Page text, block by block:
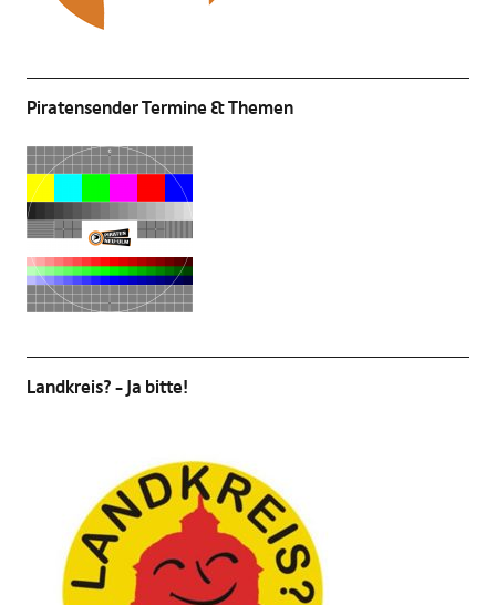
Piratensender Termine & Themen
Landkreis? – Ja bitte!